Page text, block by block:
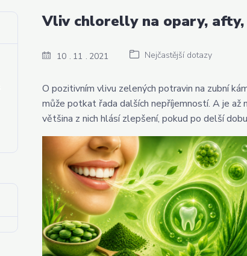
10 11 2021 Nejčastější dotazy
Vliv chlorelly na opary, afty,
O pozitivním vlivu zelených potravin na zubní
může potkat řada dalších nepříjemností. A je
většina z nich hlásí zlepšení, pokud po delší